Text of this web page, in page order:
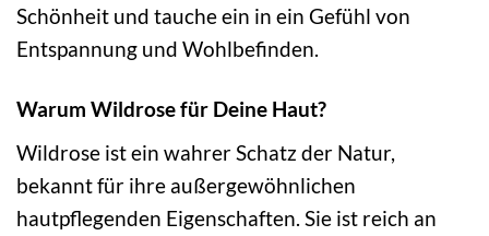
Schönheit und tauche ein in ein Gefühl von
Entspannung und Wohlbefinden.
Warum Wildrose für Deine Haut?
Wildrose ist ein wahrer Schatz der Natur,
bekannt für ihre außergewöhnlichen
hautpflegenden Eigenschaften. Sie ist reich an